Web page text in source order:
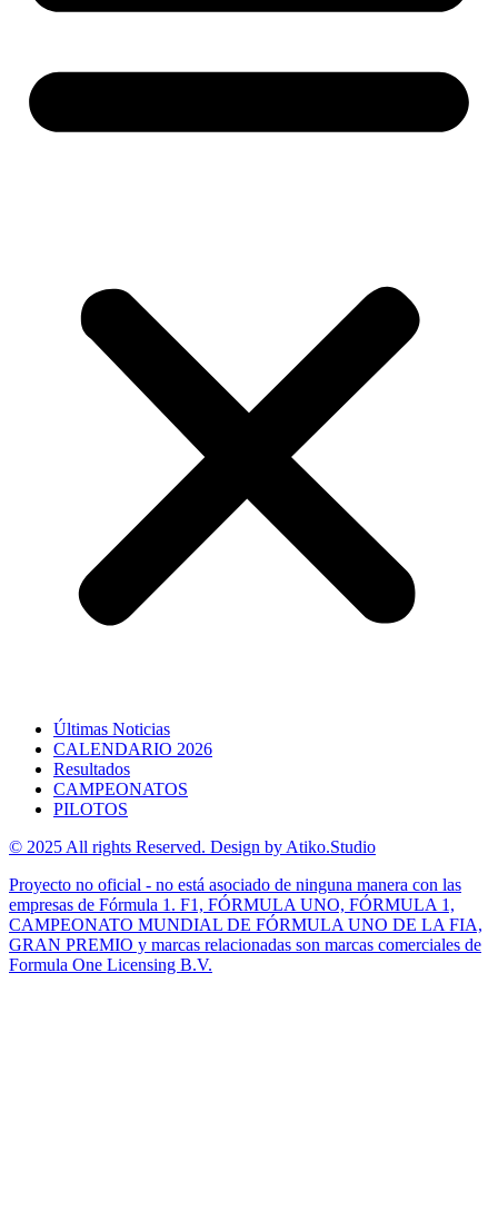
Últimas Noticias
CALENDARIO 2026
Resultados
CAMPEONATOS
PILOTOS
© 2025 All rights Reserved. Design by Atiko.Studio
Proyecto no oficial - no está asociado de ninguna manera con las
empresas de Fórmula 1. F1, FÓRMULA UNO, FÓRMULA 1,
CAMPEONATO MUNDIAL DE FÓRMULA UNO DE LA FIA,
GRAN PREMIO y marcas relacionadas son marcas comerciales de
Formula One Licensing B.V.